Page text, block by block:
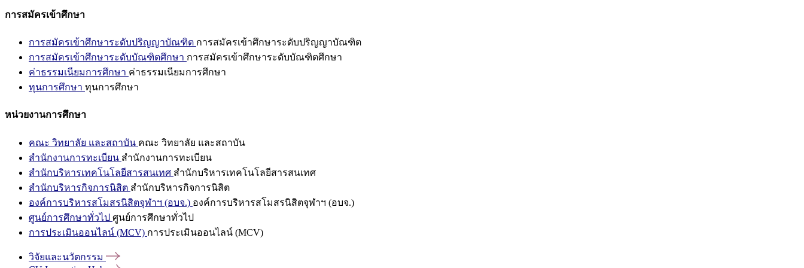
การสมัครเข้าศึกษา
การสมัครเข้าศึกษาระดับปริญญาบัณฑิต การสมัครเข้าศึกษาระดับปริญญาบัณฑิต
การสมัครเข้าศึกษาระดับบัณฑิตศึกษา การสมัครเข้าศึกษาระดับบัณฑิตศึกษา
ค่าธรรมเนียมการศึกษา ค่าธรรมเนียมการศึกษา
ทุนการศึกษา ทุนการศึกษา
หน่วยงานการศึกษา
คณะ วิทยาลัย และสถาบัน คณะ วิทยาลัย และสถาบัน
สำนักงานการทะเบียน สำนักงานการทะเบียน
สำนักบริหารเทคโนโลยีสารสนเทศ สำนักบริหารเทคโนโลยีสารสนเทศ
สำนักบริหารกิจการนิสิต สำนักบริหารกิจการนิสิต
องค์การบริหารสโมสรนิสิตจุฬาฯ (อบจ.) องค์การบริหารสโมสรนิสิตจุฬาฯ (อบจ.)
ศูนย์การศึกษาทั่วไป ศูนย์การศึกษาทั่วไป
การประเมินออนไลน์ (MCV) การประเมินออนไลน์ (MCV)
วิจัยและนวัตกรรม